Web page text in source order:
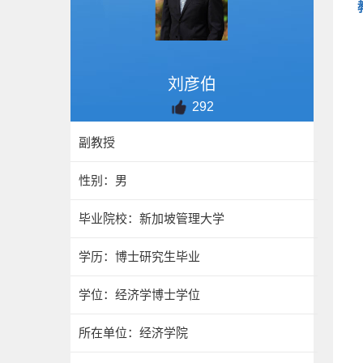
刘彦伯
292
副教授
性别：男
毕业院校：新加坡管理大学
学历：博士研究生毕业
学位：经济学博士学位
所在单位：经济学院